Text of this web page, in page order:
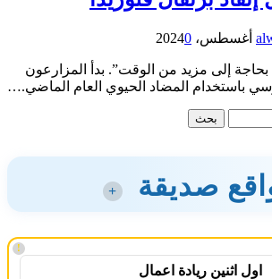
0
إلى مزيد من الوقت”. بدأ المزارعون
باستخدام المضاد الحيوي العام الماضي.…
صديقة +
!
اول اثنين ريادة اعمال